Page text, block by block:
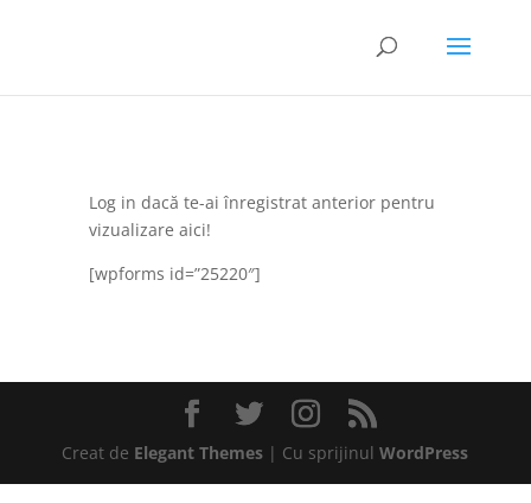
Log in dacă te-ai înregistrat anterior pentru
vizualizare aici!
[wpforms id=”25220″]
Creat de Elegant Themes | Cu sprijinulWordPress